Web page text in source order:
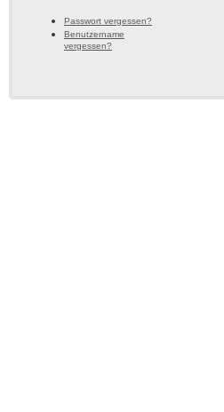
Passwort vergessen?
Benutzername
vergessen?